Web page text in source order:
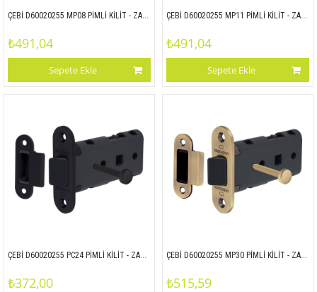
ÇEBİ D60020255 MP08 PİMLİ KİLİT - ZAMAK ALIN
₺491,04
Sepete Ekle
ÇEBİ D60020255 MP11 PİMLİ KİLİT - ZAMAK ALIN
₺491,04
Sepete Ekle
ÇEBİ D60020255 PC24 PİMLİ KİLİT - ZAMAK ALIN
₺372,00
ÇEBİ D60020255 MP30 PİMLİ KİLİT - ZAMAK ALIN
₺515,59